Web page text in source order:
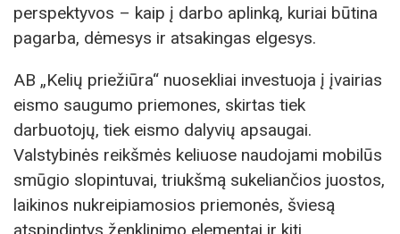
perspektyvos – kaip į darbo aplinką, kuriai būtina
pagarba, dėmesys ir atsakingas elgesys.
AB „Kelių priežiūra“ nuosekliai investuoja į įvairias
eismo saugumo priemones, skirtas tiek
darbuotojų, tiek eismo dalyvių apsaugai.
Valstybinės reikšmės keliuose naudojami mobilūs
smūgio slopintuvai, triukšmą sukeliančios juostos,
laikinos nukreipiamosios priemonės, šviesą